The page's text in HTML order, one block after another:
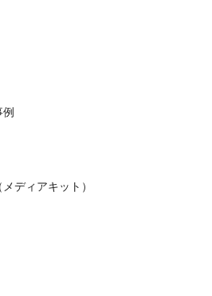
ディアキット）